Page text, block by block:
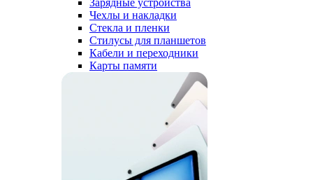
Зарядные устройства
Чехлы и накладки
Стекла и пленки
Стилусы для планшетов
Кабели и переходники
Карты памяти